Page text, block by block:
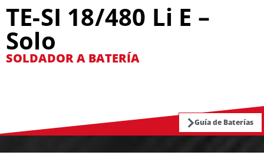
TE-SI 18/480 Li E –
Solo
SOLDADOR A BATERÍA
Guía de Baterías